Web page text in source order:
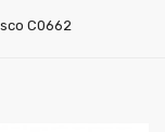
C0662